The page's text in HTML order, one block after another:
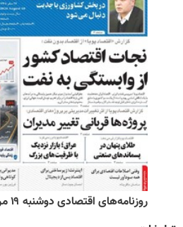
روزنامه‌های اقتصادی دوشنبه ۱۹ مرداد ۱۴۰۵